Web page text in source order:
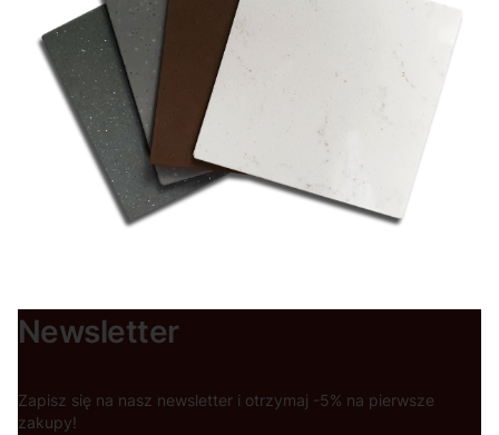
Newsletter
Zapisz się na nasz newsletter i otrzymaj -5% na pierwsze
zakupy!